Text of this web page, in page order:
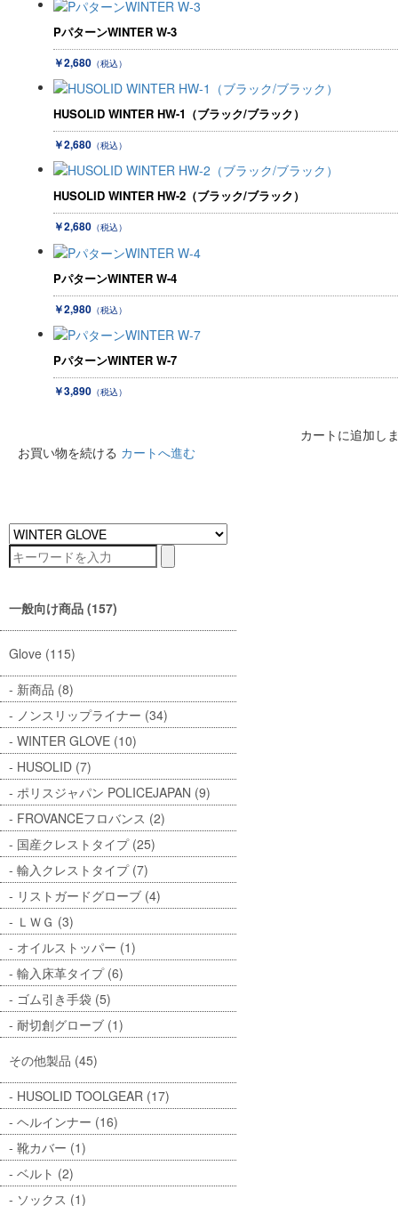
PパターンWINTER W-3
￥2,680 （税込）
HUSOLID WINTER HW-1（ブラック/ブラック）
￥2,680 （税込）
HUSOLID WINTER HW-2（ブラック/ブラック）
￥2,680 （税込）
PパターンWINTER W-4
￥2,980 （税込）
PパターンWINTER W-7
￥3,890 （税込）
カートに追加し
お買い物を続ける カートへ進む
一般向け商品 (157)
Glove (115)
新商品 (8)
ノンスリップライナー (34)
WINTER GLOVE (10)
HUSOLID (7)
ポリスジャパン POLICEJAPAN (9)
FROVANCEフロバンス (2)
国産クレストタイプ (25)
輸入クレストタイプ (7)
リストガードグローブ (4)
ＬＷＧ (3)
オイルストッパー (1)
輸入床革タイプ (6)
ゴム引き手袋 (5)
耐切創グローブ (1)
その他製品 (45)
HUSOLID TOOLGEAR (17)
ヘルインナー (16)
靴カバー (1)
ベルト (2)
ソックス (1)